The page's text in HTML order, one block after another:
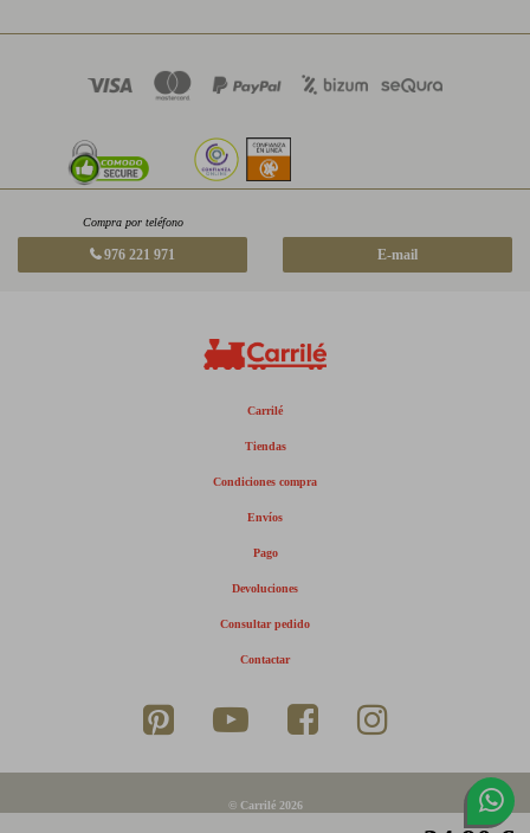
Compra por teléfono
976 221 971 E-mail
Carrilé
Tiendas
Condiciones compra
Envíos
Pago
Devoluciones
Consultar pedido
Contactar
© Carrilé 2026